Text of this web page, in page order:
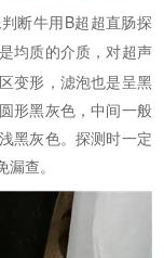
断牛用B超超直肠探
均质的介质，对超声
变形，滤泡也是呈黑
形黑灰色，中间一般
黑灰色。探测时一定
查。